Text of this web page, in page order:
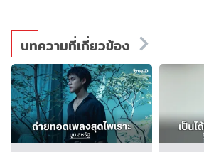
บทความที่เกี่ยวข้อง